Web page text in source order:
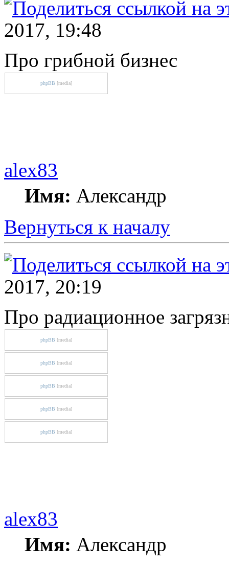
2017, 19:48
Про грибной бизнес
phpBB [media]
alex83
Имя: Александр
Вернуться к началу
2017, 20:19
Про радиационное
phpBB [media]
phpBB [media]
phpBB [media]
phpBB [media]
phpBB [media]
alex83
Имя: Александр